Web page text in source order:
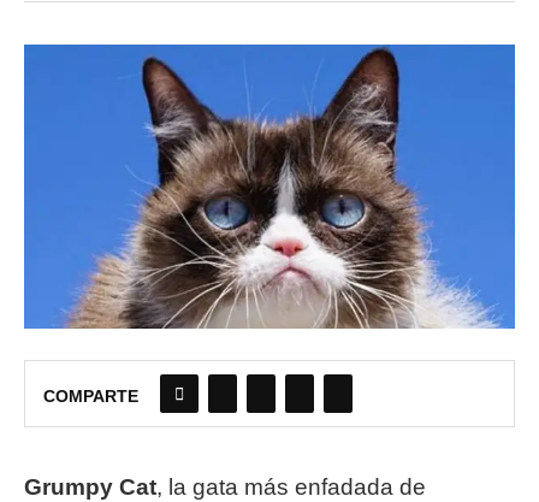
COMPARTE
Grumpy Cat, la gata más enfadada de